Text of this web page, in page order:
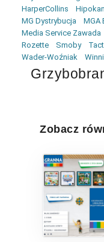
LOGOWANIE
REJESTRACJA
HarperCollins
MG Dystrybucja
MGA
Media Service Zawada
Rozette
Smoby
Wader-Woźniak
Zobacz